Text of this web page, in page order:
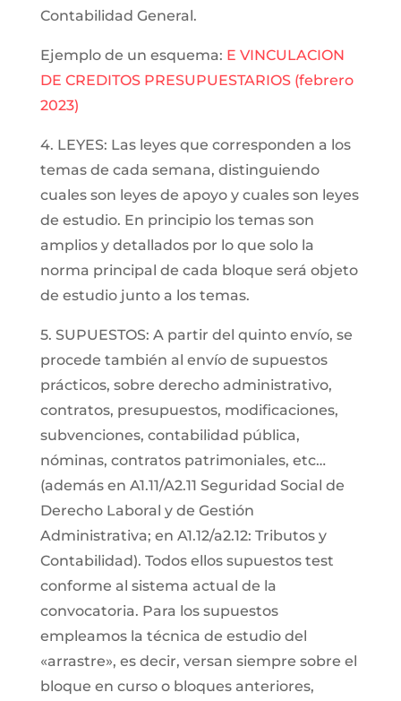
Contabilidad General.
Ejemplo de un esquema: E VINCULACION
DE CREDITOS PRESUPUESTARIOS (febrero
2023)
4. LEYES: Las leyes que corresponden a los
temas de cada semana, distinguiendo
cuales son leyes de apoyo y cuales son leyes
de estudio. En principio los temas son
amplios y detallados por lo que solo la
norma principal de cada bloque será objeto
de estudio junto a los temas.
5. SUPUESTOS: A partir del quinto envío, se
procede también al envío de supuestos
prácticos, sobre derecho administrativo,
contratos, presupuestos, modificaciones,
subvenciones, contabilidad pública,
nóminas, contratos patrimoniales, etc…
(además en A1.11/A2.11 Seguridad Social de
Derecho Laboral y de Gestión
Administrativa; en A1.12/a2.12: Tributos y
Contabilidad). Todos ellos supuestos test
conforme al sistema actual de la
convocatoria. Para los supuestos
empleamos la técnica de estudio del
«arrastre», es decir, versan siempre sobre el
bloque en curso o bloques anteriores,